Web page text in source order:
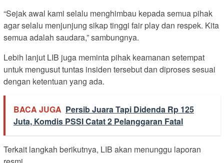
“Sejak awal kami selalu menghimbau kepada semua pihak
agar selalu menjunjung sikap tinggi fair play dan respek. Kita
semua adalah saudara,” sambungnya.
Lebih lanjut LIB juga meminta pihak keamanan setempat
untuk mengusut tuntas insiden tersebut dan diproses sesuai
dengan ketentuan yang ada.
BACA JUGA Persib Juara Tapi Didenda Rp 125
Juta, Komdis PSSI Catat 2 Pelanggaran Fatal
Terkait langkah berikutnya, LIB akan menunggu laporan